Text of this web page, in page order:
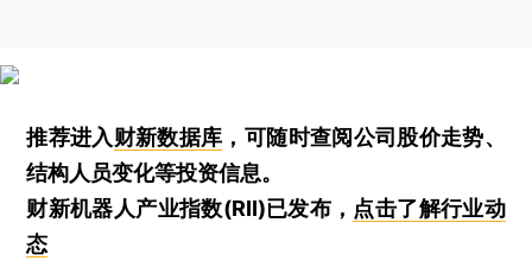
推荐进入财新数据库 ，可随时查阅公司股价走势、
结构人员变化等投资信息。
财新机器人产业指数(RII)已发布， 点击了解行业动
态